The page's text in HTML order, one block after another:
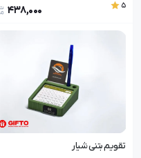
5
438,000
تقویم بتنی شیار